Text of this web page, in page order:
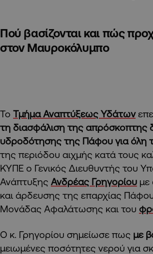
Πού βασίζονται και πώς
στον Μαυροκόλυμπο
Το Τμήμα Αναπτύξεως Υδάτων
τη διασφάλιση της απρόσκοπτης
υδροδότησης της Πάφου για όλη
της περιόδου αιχμής κατά τους
ΚΥΠΕ ο Γενικός Διευθυντής του
Ανάπτυξης Ανδρέας Γρηγορίου με
και άρδευσης της επαρχίας
Μονάδας Αφαλάτωσης και του
Ο κ. Γρηγορίου σημείωσε πως με
μειωμένες ποσότητες νερού για